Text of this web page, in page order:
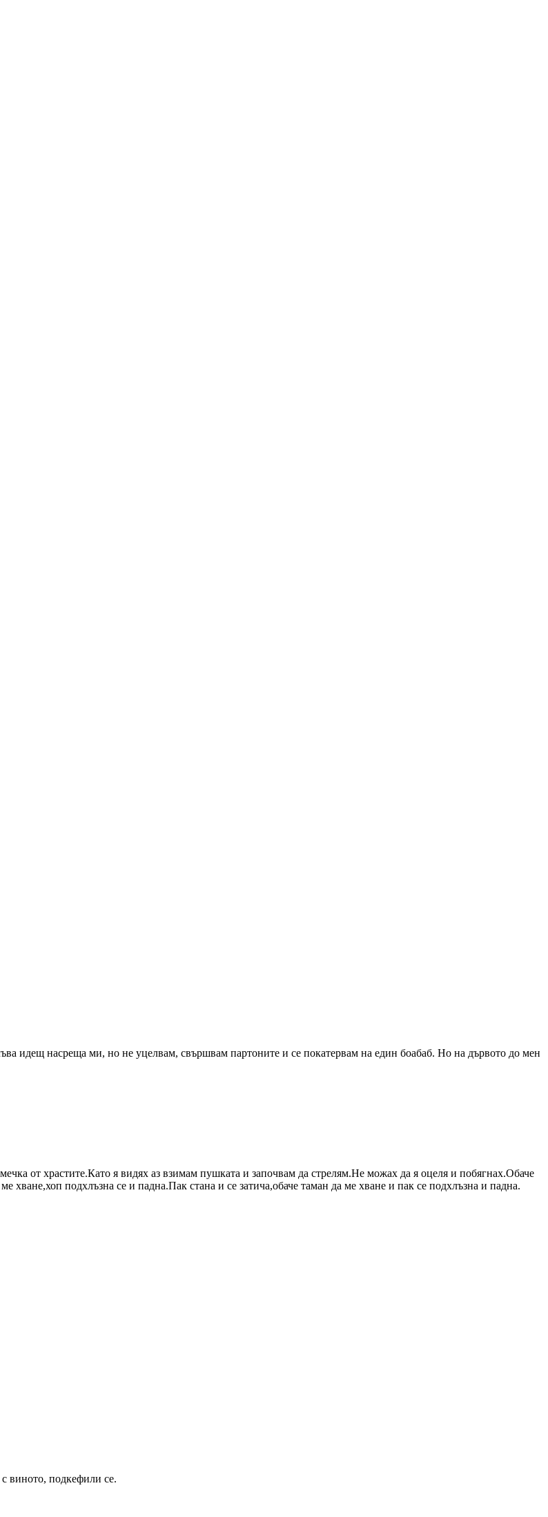
идещ насреща ми, но не уцелвам, свършвам партоните и се покатервам на един боабаб. Но на дървото до мен
от храстите.Като я видях аз взимам пушката и започвам да стрелям.Не можах да я оцеля и побягнах.Обаче
хване,хоп подхлъзна се и падна.Пак стана и се затича,обаче таман да ме хване и пак се подхлъзна и падна.
виното, подкефили се.